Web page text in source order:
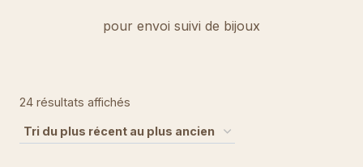
pour envoi suivi de bijoux
24 résultats affichés